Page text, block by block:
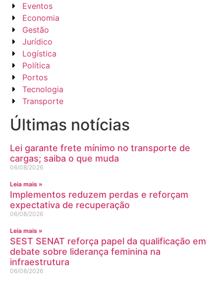
Eventos
Economia
Gestão
Jurídico
Logística
Política
Portos
Tecnologia
Transporte
Últimas notícias
Lei garante frete mínimo no transporte de
cargas; saiba o que muda
06/08/2026
Leia mais »
Implementos reduzem perdas e reforçam
expectativa de recuperação
06/08/2026
Leia mais »
SEST SENAT reforça papel da qualificação em
debate sobre liderança feminina na
infraestrutura
06/08/2026